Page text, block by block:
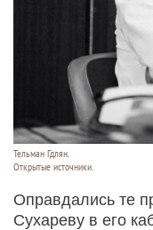
Тельман Гдлян.
Открытые источники.
Оправдались те
Сухареву в его